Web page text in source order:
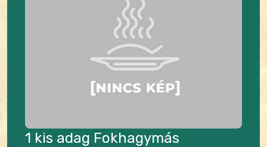
1 kis adag Fokhagymás